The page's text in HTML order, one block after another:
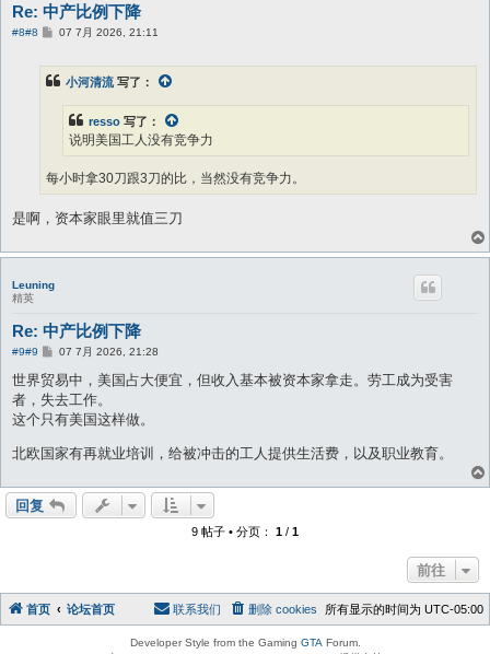
Re: 中产比例下降
#8#8
帖
07 7月 2026, 21:11
小河清流写了：
resso 写了：
说明美国工人没有竞争力
每小时拿30刀跟3刀的比，当然没有竞争力。
是啊，资本家眼里就值三刀
Leuning
精英
Re: 中产比例下降
#9#9
帖
07 7月 2026, 21:28
世界贸易中，美国占大便宜，但收入基本被资本家拿走。劳工成为受害
者，失去工作。
这个只有美国这样做。
北欧国家有再就业培训，给被冲击的工人提供生活费，以及职业教育。
回复
9 帖子 • 分页： 1 / 1
前往
首页 论坛首页 所有显示的时间为 UTC-05:00
删除 cookies
联系我们
Developer Style from the Gaming GTA Forum.